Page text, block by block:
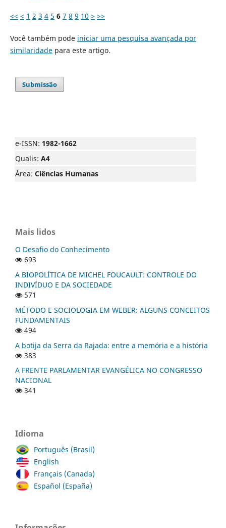
<< < 1 2 3 4 5 6 7 8 9 10 > >>
Você também pode iniciar uma pesquisa avançada por
similaridadepara este artigo.
Submissão
e-ISSN: 1982-1662
Qualis: A4
Área: Ciências Humanas
Mais lidos
O Desafio do Conhecimento
693
A BIOPOLÍTICA DE MICHEL FOUCAULT: CONTROLE DO
INDIVÍDUO E DA SOCIEDADE
571
MÉTODO E SOCIOLOGIA EM WEBER: ALGUNS CONCEITOS
FUNDAMENTAIS
494
A botija da Serra da Rajada: entre a memória e a história
383
A FRENTE PARLAMENTAR EVANGÉLICA NO CONGRESSO
NACIONAL
341
Idioma
Português (Brasil)
English
Français (Canada)
Español (España)